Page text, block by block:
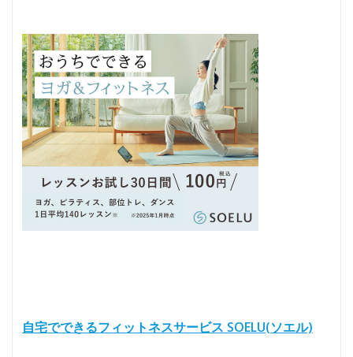
自宅でできるフィットネスサービス SOELU(ソエル)